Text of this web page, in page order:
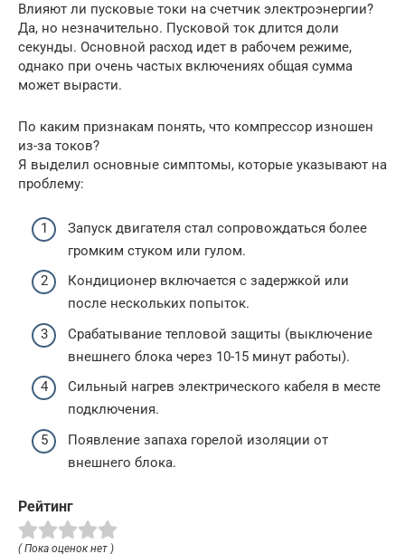
Влияют ли пусковые токи на счетчик электроэнергии?
Да, но незначительно. Пусковой ток длится доли
секунды. Основной расход идет в рабочем режиме,
однако при очень частых включениях общая сумма
может вырасти.
По каким признакам понять, что компрессор изношен
из-за токов?
Я выделил основные симптомы, которые указывают на
проблему:
Запуск двигателя стал сопровождаться более
громким стуком или гулом.
Кондиционер включается с задержкой или
после нескольких попыток.
Срабатывание тепловой защиты (выключение
внешнего блока через 10-15 минут работы).
Сильный нагрев электрического кабеля в месте
подключения.
Появление запаха горелой изоляции от
внешнего блока.
Рейтинг
( Пока оценок нет )